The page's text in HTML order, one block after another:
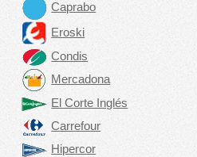
Caprabo
Eroski
Condis
Mercadona
El Corte Inglés
Carrefour
Hipercor